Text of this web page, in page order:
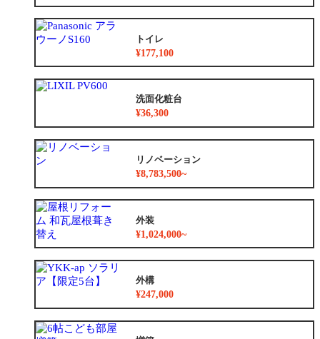
トイレ
¥177,100
洗面化粧台
¥36,300
リノベーション
¥8,783,500~
外装
¥1,024,000~
外構
¥247,000